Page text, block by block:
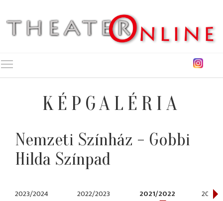
KÉPGALÉRIA
Nemzeti Színház - Gobbi
Hilda Színpad
2023/2024 2022/2023 2021/2022 2019/